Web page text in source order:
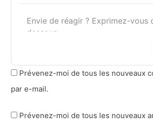
Prévenez-moi de tous les nouveaux
par e-mail.
Prévenez-moi de tous les nouveaux